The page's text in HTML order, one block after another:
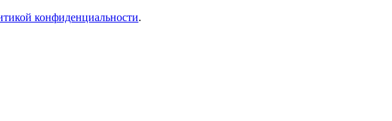
конфиденциальности.